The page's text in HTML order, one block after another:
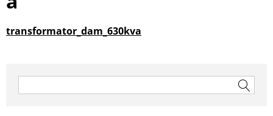
transformator_dam_630kva